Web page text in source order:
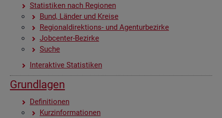
Sta­tis­ti­ken nach Re­gio­nen
Bund, Län­der und Krei­se
Re­gio­nal­di­rek­ti­ons- und Agen­tur­be­zir­ke
Job­cen­ter-Be­zir­ke
Suche
In­ter­ak­ti­ve Sta­tis­ti­ken
Grund­la­gen
De­fi­ni­tio­nen
Kurz­in­for­ma­tio­nen